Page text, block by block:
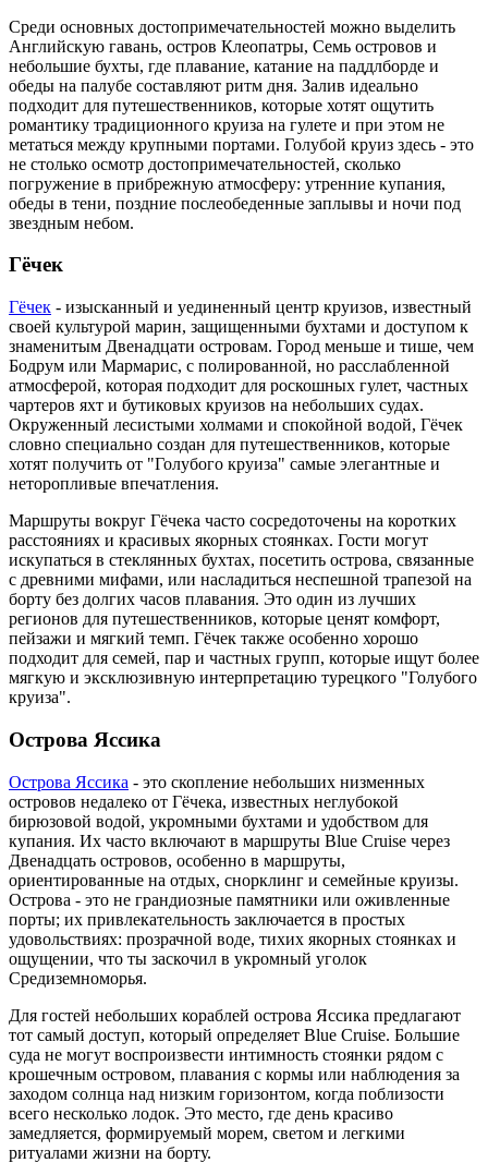
Среди основных достопримечательностей можно выделить
Английскую гавань, остров Клеопатры, Семь островов и
небольшие бухты, где плавание, катание на паддлборде и
обеды на палубе составляют ритм дня. Залив идеально
подходит для путешественников, которые хотят ощутить
романтику традиционного круиза на гулете и при этом не
метаться между крупными портами. Голубой круиз здесь - это
не столько осмотр достопримечательностей, сколько
погружение в прибрежную атмосферу: утренние купания,
обеды в тени, поздние послеобеденные заплывы и ночи под
звездным небом.
Гёчек
Гёчек - изысканный и уединенный центр круизов, известный
своей культурой марин, защищенными бухтами и доступом к
знаменитым Двенадцати островам. Город меньше и тише, чем
Бодрум или Мармарис, с полированной, но расслабленной
атмосферой, которая подходит для роскошных гулет, частных
чартеров яхт и бутиковых круизов на небольших судах.
Окруженный лесистыми холмами и спокойной водой, Гёчек
словно специально создан для путешественников, которые
хотят получить от "Голубого круиза" самые элегантные и
неторопливые впечатления.
Маршруты вокруг Гёчека часто сосредоточены на коротких
расстояниях и красивых якорных стоянках. Гости могут
искупаться в стеклянных бухтах, посетить острова, связанные
с древними мифами, или насладиться неспешной трапезой на
борту без долгих часов плавания. Это один из лучших
регионов для путешественников, которые ценят комфорт,
пейзажи и мягкий темп. Гёчек также особенно хорошо
подходит для семей, пар и частных групп, которые ищут более
мягкую и эксклюзивную интерпретацию турецкого "Голубого
круиза".
Острова Яссика
Острова Яссика - это скопление небольших низменных
островов недалеко от Гёчека, известных неглубокой
бирюзовой водой, укромными бухтами и удобством для
купания. Их часто включают в маршруты Blue Cruise через
Двенадцать островов, особенно в маршруты,
ориентированные на отдых, снорклинг и семейные круизы.
Острова - это не грандиозные памятники или оживленные
порты; их привлекательность заключается в простых
удовольствиях: прозрачной воде, тихих якорных стоянках и
ощущении, что ты заскочил в укромный уголок
Средиземноморья.
Для гостей небольших кораблей острова Яссика предлагают
тот самый доступ, который определяет Blue Cruise. Большие
суда не могут воспроизвести интимность стоянки рядом с
крошечным островом, плавания с кормы или наблюдения за
заходом солнца над низким горизонтом, когда поблизости
всего несколько лодок. Это место, где день красиво
замедляется, формируемый морем, светом и легкими
ритуалами жизни на борту.